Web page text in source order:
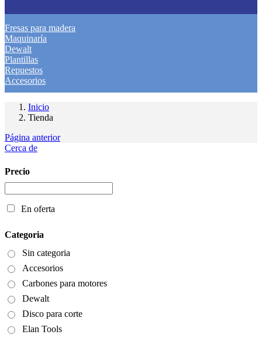
Fresas para madera
Maquinaría
Dewalt
Plantillas
Repuestos
Accesorios
Inicio
Tienda
Página anterior
Cerca de
Precio
En oferta
Categoria
Sin categoria
Accesorios
Carbones para motores
Dewalt
Disco para corte
Elan Tools